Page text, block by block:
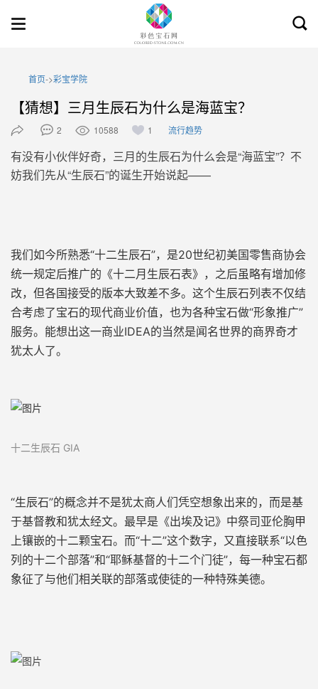
Toggle
首页->彩宝学院
【猜想】三月生辰石为什么是海蓝宝？
2 10588 1 流行趋势
有没有小伙伴好奇，三月的生辰石为什么会是“海蓝宝”？ 不
妨我们先从“生辰石”的诞生开始说起——
我们如今所熟悉“十二生辰石”，是20世纪初美国零售商协会
统一规定后推广的《十二月生辰石表》， 之后虽略有增加修
改，但各国接受的版本大致差不多。 这个生辰石列表不仅结
合考虑了宝石的现代商业价值，也为各种宝石做“形象推广”
服务。 能想出这一商业IDEA的当然是闻名世界的商界奇才
犹太人了。
十二生辰石 GIA
“生辰石”的概念并不是犹太商人们凭空想象出来的，而是基
于基督教和犹太经文。最早是《出埃及记》中祭司亚伦胸甲
上镶嵌的十二颗宝石。而“十二”这个数字，又直接联系“以色
列的十二个部落”和“耶稣基督的十二个门徒”， 每一种宝石都
象征了与他们相关联的部落或使徒的一种特殊美德。